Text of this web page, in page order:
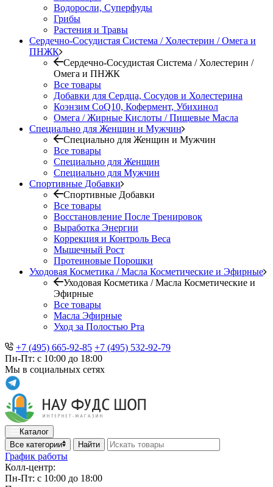
Водоросли, Суперфуды
Грибы
Растения и Травы
Сердечно-Сосудистая Система / Холестерин / Омега и
ПНЖК
Сердечно-Сосудистая Система / Холестерин /
Омега и ПНЖК
Все товары
Добавки для Сердца, Сосудов и Холестерина
Коэнзим CoQ10, Кофермент, Убихинол
Омега / Жирные Кислоты / Пищевые Масла
Специально для Женщин и Мужчин
Специально для Женщин и Мужчин
Все товары
Специально для Женщин
Специально для Мужчин
Спортивные Добавки
Спортивные Добавки
Все товары
Восстановление После Тренировок
Выработка Энергии
Коррекция и Контроль Веса
Мышечный Рост
Протеиновые Порошки
Уходовая Косметика / Масла Косметические и Эфирные
Уходовая Косметика / Масла Косметические и
Эфирные
Все товары
Масла Эфирные
Уход за Полостью Рта
+7 (495) 665-92-85 +7 (495) 532-92-79
Пн-Пт: с 10:00 до 18:00
Мы в социальных сетях
Каталог
Все категории
Найти
График работы
Колл-центр:
Пн-Пт: с 10:00 до 18:00